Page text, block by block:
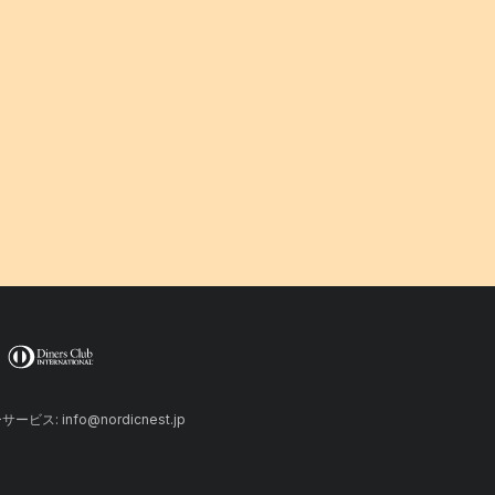
ービス: info@nordicnest.jp